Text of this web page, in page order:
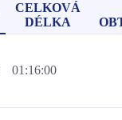
CELKOVÁ
DÉLKA
01:16:00